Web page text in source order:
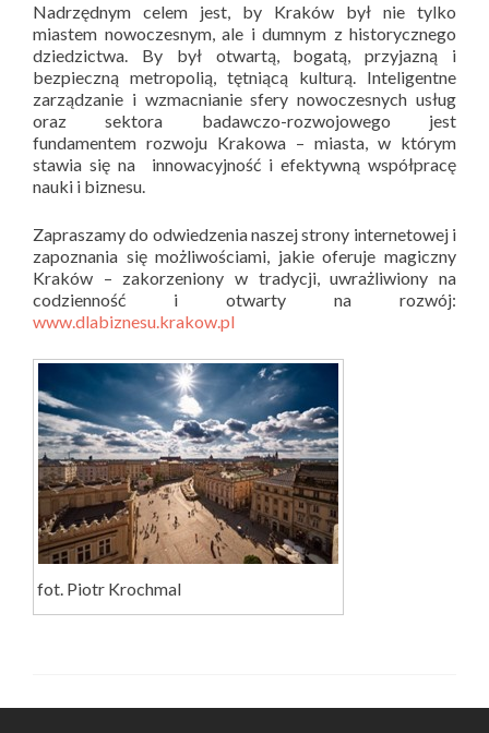
Nadrzędnym celem jest, by Kraków był nie tylko
miastem nowoczesnym, ale i dumnym z historycznego
dziedzictwa. By był otwartą, bogatą, przyjazną i
bezpieczną metropolią, tętniącą kulturą. Inteligentne
zarządzanie i wzmacnianie sfery nowoczesnych usług
oraz sektora badawczo-rozwojowego jest
fundamentem rozwoju Krakowa – miasta, w którym
stawia się na innowacyjność i efektywną współpracę
nauki i biznesu.
Zapraszamy do odwiedzenia naszej strony internetowej i
zapoznania się możliwościami, jakie oferuje magiczny
Kraków – zakorzeniony w tradycji, uwrażliwiony na
codzienność i otwarty na rozwój:
www.dlabiznesu.krakow.pl
fot. Piotr Krochmal